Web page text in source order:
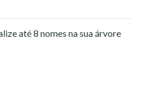
até 8 nomes na sua árvore